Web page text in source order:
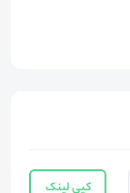
کپی لینک